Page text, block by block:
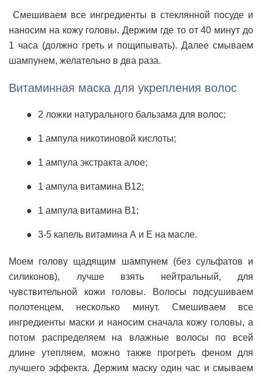
Смешиваем все ингредиенты в стеклянной посуде и
наносим на кожу головы. Держим где то от 40 минут до
1 часа (должно греть и пощипывать). Далее смываем
шампунем, желательно в два раза.
Витаминная маска для укрепления волос
2 ложки натурального бальзама для волос;
1 ампула никотиновой кислоты;
1 ампула экстракта алое;
1 ампула витамина В12;
1 ампула витамина В1;
3-5 капель витамина А и Е на масле.
Моем голову щадящим шампунем (без сульфатов и
силиконов), лучше взять нейтральный, для
чувствительной кожи головы. Волосы подсушиваем
полотенцем, несколько минут. Смешиваем все
ингредиенты маски и наносим сначала кожу головы, а
потом распределяем на влажные волосы по всей
длине утепляем, можно также прогреть феном для
лучшего эффекта. Держим маску один час и смываем